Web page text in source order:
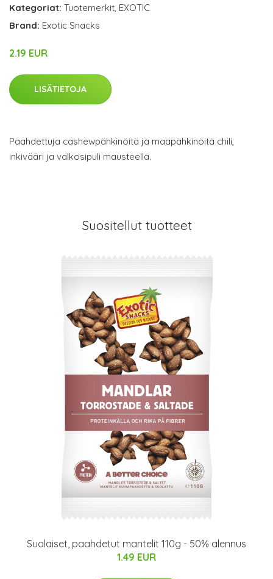
Kategoriat: Tuotemerkit, EXOTIC
Brand: Exotic Snacks
2.19 EUR
LISÄTIETOJA
Paahdettuja cashewpähkinöitä ja maapähkinöitä chili,
inkivääri ja valkosipuli mausteella.
Suositellut tuotteet
Suolaiset, paahdetut mantelit 110g - 50% alennus
1.49 EUR